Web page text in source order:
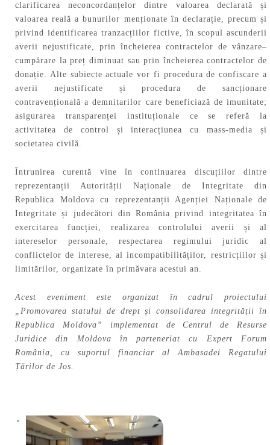
clarificarea neconcordanțelor dintre valoarea declarată și
valoarea reală a bunurilor menționate în declarație, precum și
privind identificarea tranzacțiilor fictive, în scopul ascunderii
averii nejustificate, prin încheierea contractelor de vânzare–
cumpărare la preț diminuat sau prin încheierea contractelor de
donație. Alte subiecte actuale vor fi procedura de confiscare a
averii nejustificate și procedura de sancționare
contravențională a demnitarilor care beneficiază de imunitate;
asigurarea transparenței instituționale ce se referă la
activitatea de control și interacțiunea cu mass-media și
societatea civilă.
Întrunirea curentă vine în continuarea discuțiilor dintre
reprezentanții Autorității Naționale de Integritate din
Republica Moldova cu reprezentanții Agenției Naționale de
Integritate și judecători din România privind integritatea în
exercitarea funcției, realizarea controlului averii și al
intereselor personale, respectarea regimului juridic al
conflictelor de interese, al incompatibilităților, restricțiilor și
limitărilor, organizate în primăvara acestui an.
Acest eveniment este organizat în cadrul proiectului
„Promovarea statului de drept și consolidarea integrității în
Republica Moldova” implementat de Centrul de Resurse
Juridice din Moldova în parteneriat cu Expert Forum
România, cu suportul financiar al Ambasadei Regatului
Țărilor de Jos.